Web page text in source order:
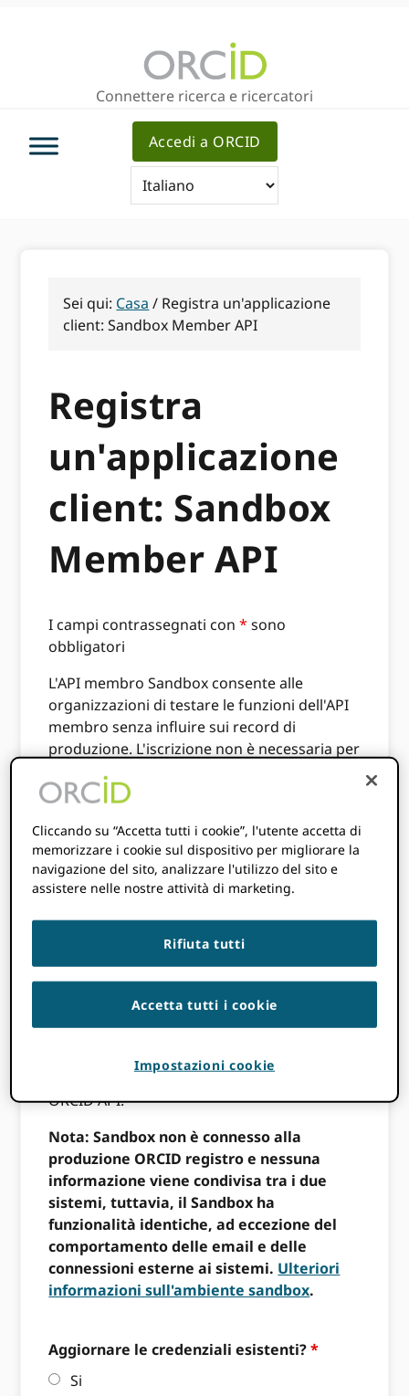
Connettere ricerca e ricercatori
Accedi a ORCID
Sei qui: Casa / Registra un'applicazione
client: Sandbox Member API
Registra
un'applicazione
client: Sandbox
Member API
I campi contrassegnati con* sono
obbligatori
L'API membro Sandbox consente alle
organizzazioni di testare le funzioni dell'API
membro senza influire sui record di
produzione. L'iscrizione non è necessaria per
accedere all'API dei membri Sandbox.
Per accedere al servizio API Sandbox
Member, inserisci le seguenti informazioni
sulla tua applicazione client e sulla tua
organizzazione. Se sei un membro e hai
bisogno di richiedere le credenziali API
Production Member, compila il please
Modulo di richiesta API per membri di
Rimani in contatto!
Iscriviti alla nostra ORCID Utenti API
per conoscere gli ultimi aggiornamenti sul
ORCID API.
Nota: Sandbox non è connesso alla
produzione ORCID registro e nessuna
informazione viene condivisa tra i due
sistemi, tuttavia, il Sandbox ha
funzionalità identiche, ad eccezione del
comportamento delle email e delle
connessioni esterne ai sistemi. Ulteriori
informazioni sull'ambiente sandbox.
Aggiornare le credenziali esistenti?*
Si
Cliccando su “Accetta tutti i cookie”, l'utente accetta di
memorizzare i cookie sul dispositivo per migliorare la
navigazione del sito, analizzare l'utilizzo del sito e
assistere nelle nostre attività di marketing.
Rifiuta tutti
Accetta tutti i cookie
Impostazioni cookie